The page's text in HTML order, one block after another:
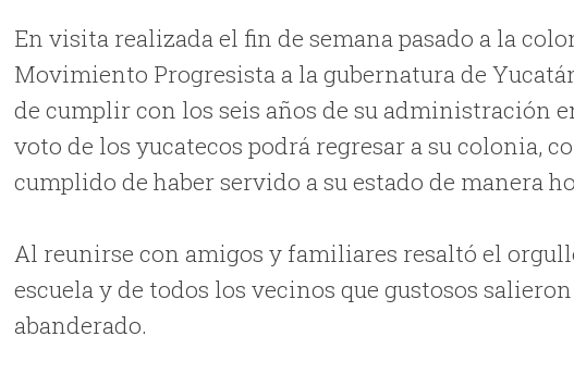
En visita realizada el fin de semana pasado a la
Movimiento Progresista a la gubernatura de
de cumplir con los seis años de su administración
voto de los yucatecos podrá regresar a su colonia,
cumplido de haber servido a su estado de manera
Al reunirse con amigos y familiares resaltó el
escuela y de todos los vecinos que gustosos
abanderado.